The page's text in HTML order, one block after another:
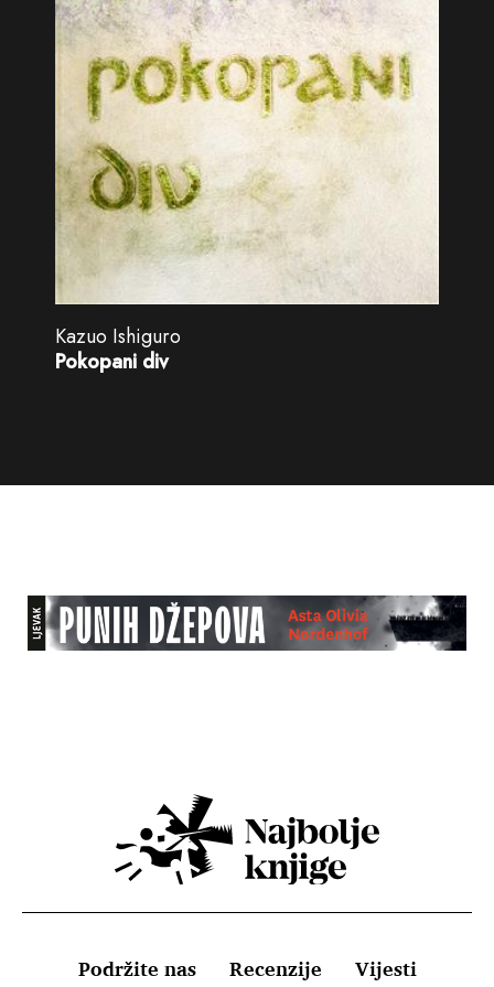
Kazuo Ishiguro
Pokopani div
Podržite nas Recenzije
Vijesti